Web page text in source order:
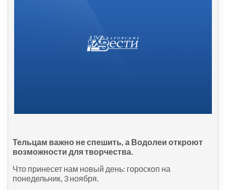
Тельцам важно не спешить, а Водолеи откроют
возможности для творчества.
Что принесет нам новый день: гороскоп на
понедельник, 3 ноября.